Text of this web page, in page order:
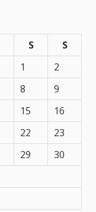
S S
1
2
8
9
15
16
22
23
29
30